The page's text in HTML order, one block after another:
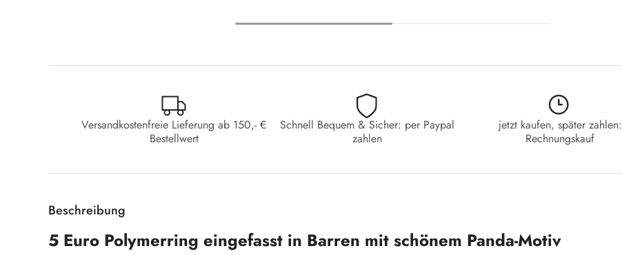
Versandkostenfreie Lieferung ab 150,- €
Bestellwert
Schnell Bequem & Sicher: per Paypal
zahlen
jetzt kaufen, später zahlen:
Rechnungskauf
Beschreibung
5 Euro Polymerring eingefasst in Barren mit schönem Panda-Motiv